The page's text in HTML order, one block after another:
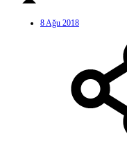
8 Ağu 2018